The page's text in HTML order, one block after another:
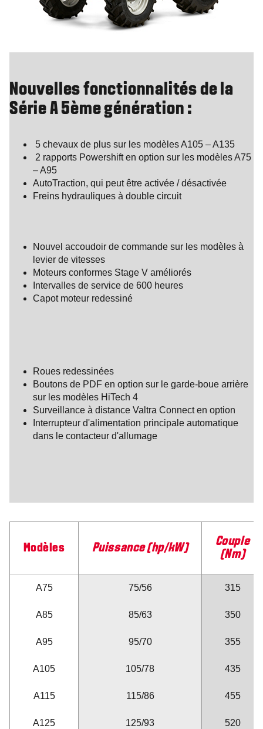
Nouvelles fonctionnalités de la
Série A 5ème génération :
5 chevaux de plus sur les modèles A105 – A135
2 rapports Powershift en option sur les modèles A75
– A95
AutoTraction, qui peut être activée / désactivée
Freins hydrauliques à double circuit
Nouvel accoudoir de commande sur les modèles à
levier de vitesses
Moteurs conformes Stage V améliorés
Intervalles de service de 600 heures
Capot moteur redessiné
Roues redessinées
Boutons de PDF en option sur le garde-boue arrière
sur les modèles HiTech 4
Surveillance à distance Valtra Connect en option
Interrupteur d'alimentation principale automatique
dans le contacteur d'allumage
Modèles Puissance (hp/kW)
Couple
(Nm)
A75 75/56 315
A85 85/63 350
A95 95/70 355
A105 105/78 435
A115 115/86 455
A125 125/93 520